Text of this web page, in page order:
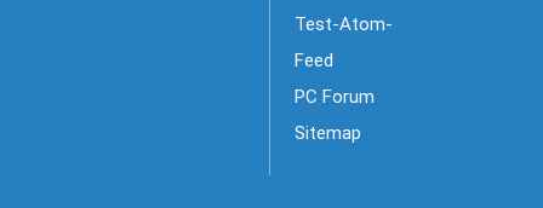
Test-Atom-
Feed
PC Forum
Sitemap